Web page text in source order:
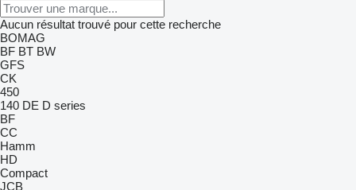
Aucun résultat trouvé pour cette recherche
BOMAG
BF BT BW
GFS
CK
450
140 DE D series
BF
CC
Hamm
HD
Compact
JCB